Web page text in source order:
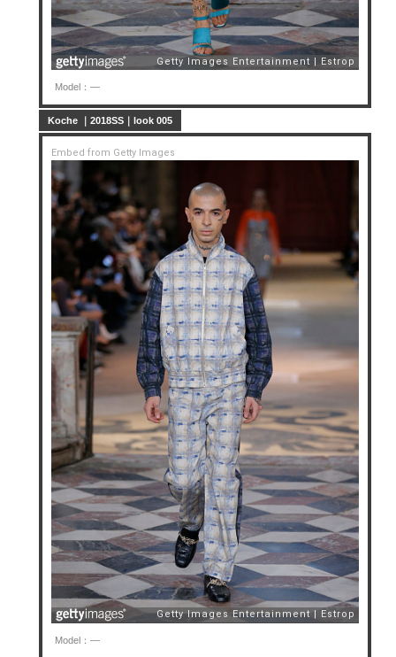
Model：—
Koche ｜2018SS｜look 005
Embed from Getty Images
Model：—